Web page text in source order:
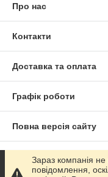
Про нас
Контакти
Доставка та оплата
Графік роботи
Повна версія сайту
Сайт створено на
Зараз компанія
повідомлення,